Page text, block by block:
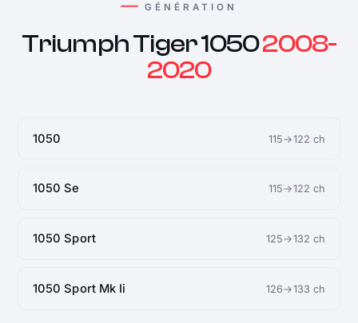
GÉNÉRATION
Triumph Tiger 10502008-
2020
1050 115→122 ch
1050 Se 115→122 ch
1050 Sport 125→132 ch
1050 Sport Mk Ii 126→133 ch